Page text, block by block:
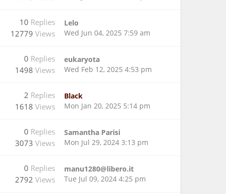
10 Replies
12779 Views
Lelo
Wed Jun 04, 2025 7:59 am
0 Replies
1498 Views
eukaryota
Wed Feb 12, 2025 4:53 pm
2 Replies
1618 Views
Black
Mon Jan 20, 2025 5:14 pm
0 Replies
3073 Views
Samantha Parisi
Mon Jul 29, 2024 3:13 pm
0 Replies
2792 Views
manu1280@libero.it
Tue Jul 09, 2024 4:25 pm